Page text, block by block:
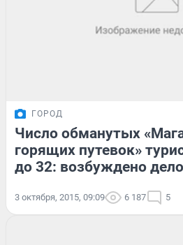
ГОРОД
Число обманутых
горящих путевок»
до 32: возбуждено дело
3 октября, 2015, 09:09 6 187 5